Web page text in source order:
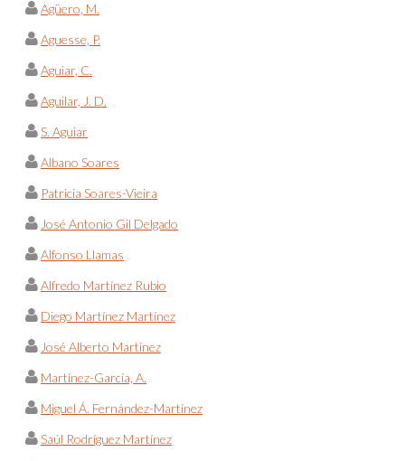
Agüero, M.
Aguesse, P.
Aguiar, C.
Aguilar, J. D.
S. Aguiar
Albano Soares
Patricia Soares-Vieira
José Antonio Gil Delgado
Alfonso Llamas
Alfredo Martínez Rubio
Diego Martínez Martínez
José Alberto Martínez
Martínez-García, A.
Miguel Á. Fernández-Martínez
Saúl Rodríguez Martínez